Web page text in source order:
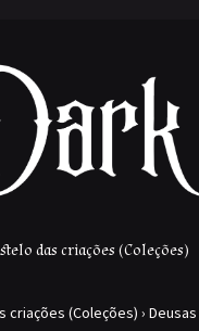
das criações (Coleções)
criações (Coleções) › Deusas